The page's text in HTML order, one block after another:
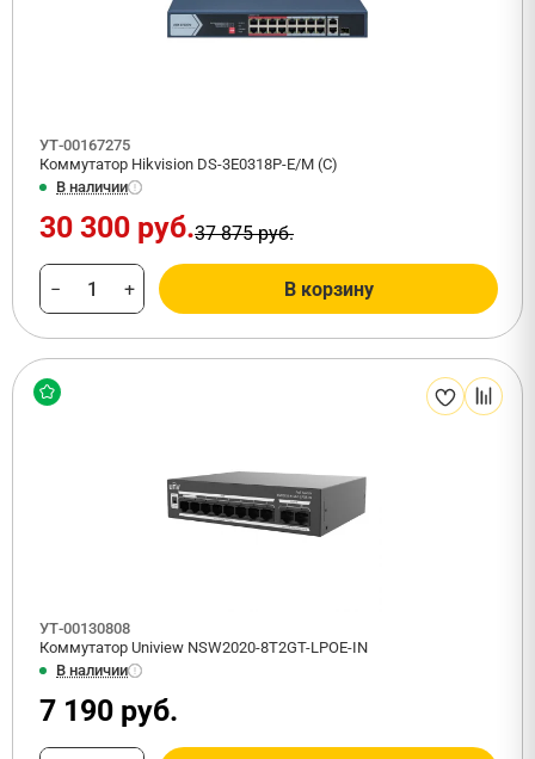
УТ-00167275
Коммутатор Hikvision DS-3E0318P-E/M (C)
В наличии
30 300 руб.37 875 руб.
− + В корзину
УТ-00130808
Коммутатор Uniview NSW2020-8T2GT-LPOE-IN
В наличии
7 190 руб.